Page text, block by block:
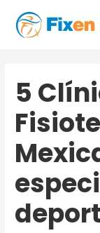
contenido
5